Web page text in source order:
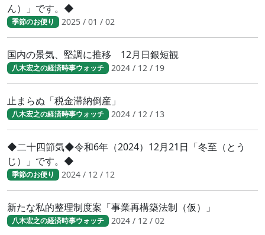
ん）」です。◆
季節のお便り 2025 / 01 / 02
国内の景気、堅調に推移 12月日銀短観
八木宏之の経済時事ウォッチ 2024 / 12 / 19
止まらぬ「税金滞納倒産」
八木宏之の経済時事ウォッチ 2024 / 12 / 13
◆二十四節気◆令和6年（2024）12月21日「冬至（とう
じ）」です。◆
季節のお便り 2024 / 12 / 12
新たな私的整理制度案「事業再構築法制（仮）」
八木宏之の経済時事ウォッチ 2024 / 12 / 02